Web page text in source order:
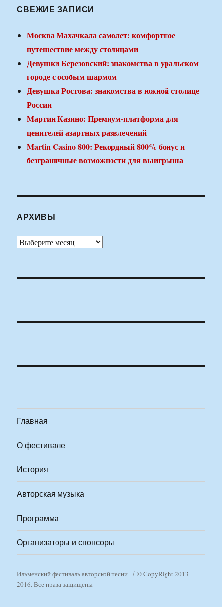
СВЕЖИЕ ЗАПИСИ
Москва Махачкала самолет: комфортное
путешествие между столицами
Девушки Березовский: знакомства в уральском
городе с особым шармом
Девушки Ростова: знакомства в южной столице
России
Мартин Казино: Премиум-платформа для
ценителей азартных развлечений
Martin Casino 800: Рекордный 800% бонус и
безграничные возможности для выигрыша
АРХИВЫ
Архивы
Главная
О фестивале
История
Авторская музыка
Программа
Организаторы и спонсоры
Ильменский фестиваль авторской песни
© CopyRight 2013-
2016. Все права защищены